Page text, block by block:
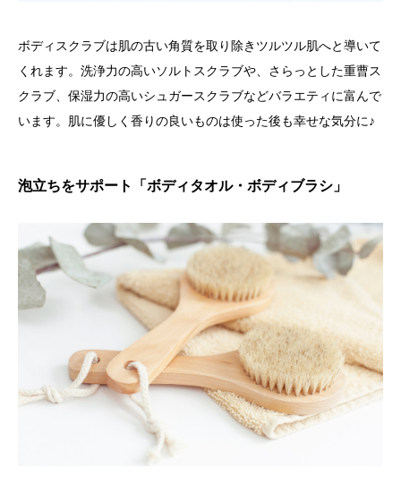
ボディスクラブは肌の古い角質を取り除きツルツル肌へと導いて
くれます。洗浄力の高いソルトスクラブや、さらっとした重曹ス
クラブ、保湿力の高いシュガースクラブなどバラエティに富んで
います。肌に優しく香りの良いものは使った後も幸せな気分に♪
泡立ちをサポート「ボディタオル・ボディブラシ」